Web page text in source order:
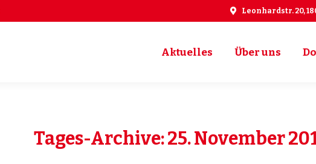
Leonhardstr. 20,
Aktuelles Über uns
Tages-Archive:25. November
Aktuelles Über uns